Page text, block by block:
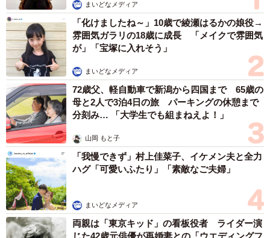
生年月日：1998年3月16日 身長：172cmB86 W56 H86
出身地：神奈川県
櫻木はる（さくらぎ・はる）
生年月日：10月6日 身長：165cmB86 W59 H87 出身
地：兵庫県
まいどなメディア
「化けましたね～」10歳で綾瀬はるかの娘役→
雰囲気ガラリの18歳に成長 「メイクで雰囲気
が」「宝塚に入れそう」
まいどなメディア
72歳父、軽自動車で新潟から四国まで 65歳の
母と2人で3泊4日の旅 パーキングの休憩まで
分刻み… 「大学生でも組まねえよ！」
山岡 もと子
「我慢できず」村上佳菜子、イケメン夫と全力
ハグ「可愛いふたり」「素敵なご夫婦」
まいどなメディア
両親は「東京キッド」の看板役者 ライダー演
じた42歳元俳優が再婚妻との「ウエディングフ